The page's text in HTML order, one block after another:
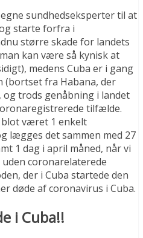
sundhedseksperter til at
starte forfra i
større skade for landets
kan være så kynisk at
medens Cuba er i gang
(bortset fra Habana, der
og trods genåbning i landet
tilfælde.
blot været 1 enkelt
lægges det sammen med 27
1 dag i april måned, når vi
coronarelaterede
der i Cuba startede den
døde af coronavirus i Cuba.
i Cuba!!